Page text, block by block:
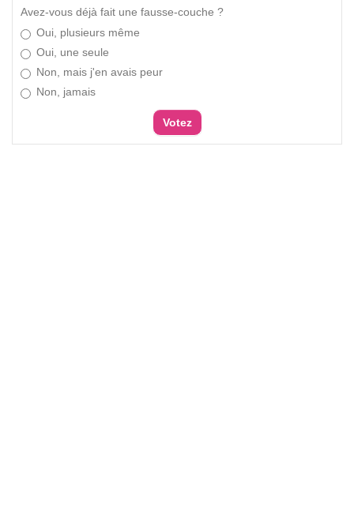
Avez-vous déjà fait une fausse-couche ?
Oui, plusieurs même
Oui, une seule
Non, mais j'en avais peur
Non, jamais